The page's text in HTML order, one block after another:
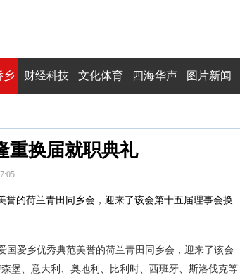
乡 财经科技 文化体育 四海华声 图片新闻
重换届就职典礼
誉的荷兰青田同乡会，迎来了该会第十五届理事会换
国爱乡优秀典范美誉的荷兰青田同乡会，迎来了该会
堡、意大利、奥地利、比利时、西班牙、斯洛伐克等